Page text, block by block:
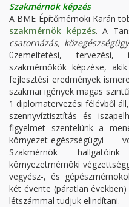
Szakmérnök képzés
A BME Építőmérnöki Karán
szakmérnök képzés. A
csatornázás,
üzemeltetési, tervezési,
szakmérnökök képzése,
fejlesztési eredmények
szakmai igények magas
1 diplomatervezési félévből
szennyvíztisztítás és
figyelmet szentelünk a
környezet-
Szakmérnök
környezetmérnöki
vegyész-, és
két évente (páratlan
létszámmal tudjuk elindítani.